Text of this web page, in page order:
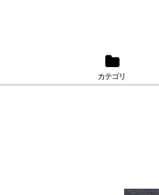
カテゴリ